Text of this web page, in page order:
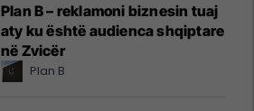
Plan B – reklamoni biznesin tuaj
aty ku është audienca shqiptare
në Zvicër
Plan B